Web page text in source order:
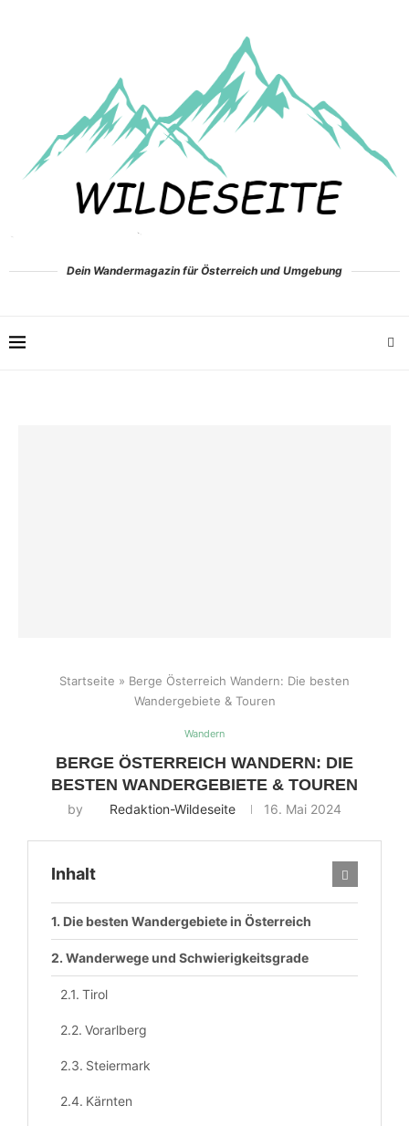
Dein Wandermagazin für Österreich und Umgebung
Startseite » Berge Österreich Wandern: Die besten
Wandergebiete & Touren
Wandern
BERGE ÖSTERREICH WANDERN: DIE
BESTEN WANDERGEBIETE & TOUREN
by Redaktion-Wildeseite 16. Mai 2024
Inhalt
Die besten Wandergebiete in Österreich
Wanderwege und Schwierigkeitsgrade
Tirol
Vorarlberg
Steiermark
Kärnten